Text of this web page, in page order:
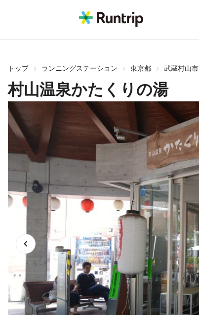
トップ ランニングステーション 東京都 武蔵村山市
村山温泉かたくりの湯